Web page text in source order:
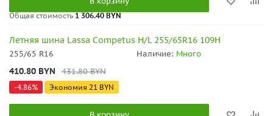
Общая стоимость 1 306.40 BYN
Летняя шина Lassa Competus H/L 255/65R16 109H
255/65 R16 Наличие: Много
410.80 BYN 431.80BYN
-4.86% Экономия 21 BYN